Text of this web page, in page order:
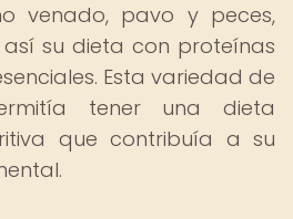
venado, pavo y peces,
su dieta con proteínas
Esta variedad de
tener una dieta
que contribuía a su